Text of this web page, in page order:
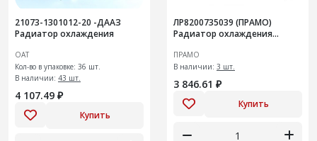
21073-1301012-20 -ДААЗ
Радиатор охлаждения
ОАТ
Кол-во в упаковке: 36 шт.
В наличии: 43 шт.
4 107.49 ₽
Купить
ЛР8200735039 (ПРАМО)
Радиатор охлаждения
ПРАМО
В наличии: 3 шт.
3 846.61 ₽
Купить